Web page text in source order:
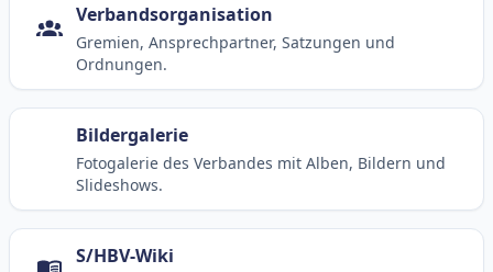
Verbandsorganisation
Gremien, Ansprechpartner, Satzungen und
Ordnungen.
Bildergalerie
Fotogalerie des Verbandes mit Alben, Bildern und
Slideshows.
S/HBV-Wiki